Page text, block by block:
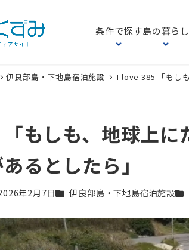
条件で探す島の暮らし
伊良部島・下地島宿泊施設 I love 385 「もし
もしも、地球上に
るとしたら」
日
年2月7日カテゴリー
伊良部島・下地島宿泊施設カ